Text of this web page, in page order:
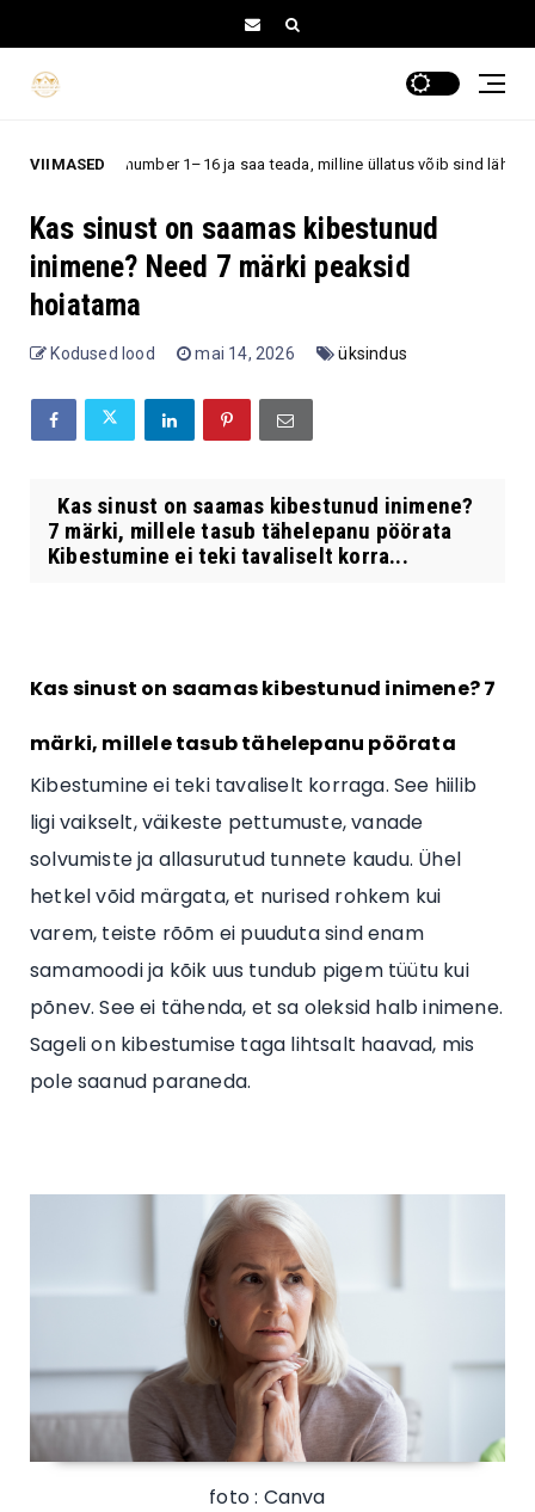
VIIMASED
1–16 ja saa teada, milline üllatus võib sind lähiajal oodata
Kas sinust on saamas kibestunud
inimene? Need 7 märki peaksid
hoiatama
Kodused lood mai 14, 2026 üksindus
Kas sinust on saamas kibestunud inimene?
7 märki, millele tasub tähelepanu pöörata
Kibestumine ei teki tavaliselt korra...
Kas sinust on saamas kibestunud inimene? 7
märki, millele tasub tähelepanu pöörata
Kibestumine ei teki tavaliselt korraga. See hiilib
ligi vaikselt, väikeste pettumuste, vanade
solvumiste ja allasurutud tunnete kaudu. Ühel
hetkel võid märgata, et nurised rohkem kui
varem, teiste rõõm ei puuduta sind enam
samamoodi ja kõik uus tundub pigem tüütu kui
põnev. See ei tähenda, et sa oleksid halb inimene.
Sageli on kibestumise taga lihtsalt haavad, mis
pole saanud paraneda.
foto : Canva